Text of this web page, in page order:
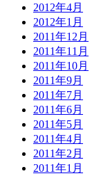
2012年4月
2012年1月
2011年12月
2011年11月
2011年10月
2011年9月
2011年7月
2011年6月
2011年5月
2011年4月
2011年2月
2011年1月